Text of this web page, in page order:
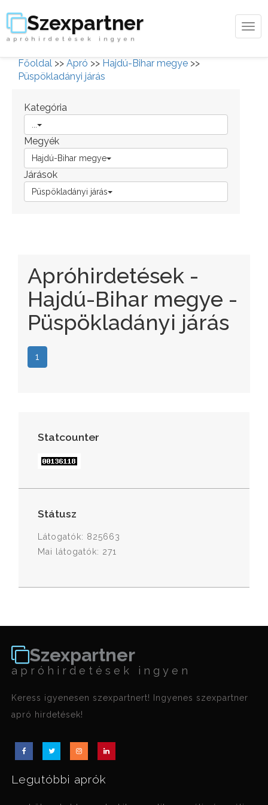
Szexpartner
apróhirdetések ingyen
Főoldal >> Apró >> Hajdú-Bihar megye >>
Püspökladányi járás
Kategória
Megyék
Hajdú-Bihar megye
Járások
Püspökladányi járás
Apróhirdetések -
Hajdú-Bihar megye -
Püspökladányi járás
1
Statcounter
Státusz
Látogatók: 825663
Mai látogatók: 271
Szexpartner
apróhirdetések ingyen
Keress igyenesen szexpartnert! Ingyenes szexpartner
apró hirdetések!
Legutóbbi aprók